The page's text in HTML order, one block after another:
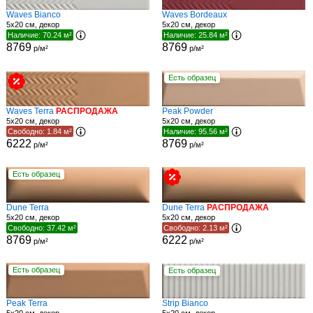
Waves Bianco
5x20 см, декор
Наличие: 70.24 м²
8769р/м²
Waves Bordeaux
5x20 см, декор
Наличие: 25.84 м²
8769 р/м²
Waves Terra РАСПРОДАЖА
5x20 см, декор
Свободно: 1.84 м²
6222 р/м²
Есть образец
Peak Powder
5x20 см, декор
Наличие: 95.56 м²
8769 р/м²
Есть образец
Dune Terra
5x20 см, декор
Свободно: 37.42 м²
8769р/м²
Dune Terra РАСПРОДАЖА
5x20 см, декор
Свободно: 2.13 м²
6222 р/м²
Есть образец
Peak Terra
Есть образец
Strip Bianco